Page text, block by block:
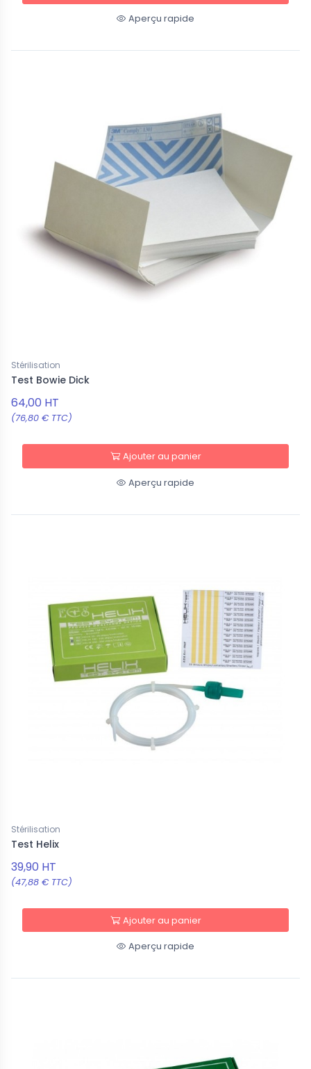
Aperçu rapide
Stérilisation
Test Bowie Dick
64,00 HT
(76,80 € TTC)
Ajouter au panier
Aperçu rapide
Stérilisation
Test Helix
39,90 HT
(47,88 € TTC)
Ajouter au panier
Aperçu rapide